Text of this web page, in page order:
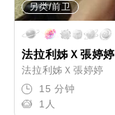
另类/前卫
法拉利姊Ｘ張婷婷
法拉利姊Ｘ張婷婷
15 分钟
1人